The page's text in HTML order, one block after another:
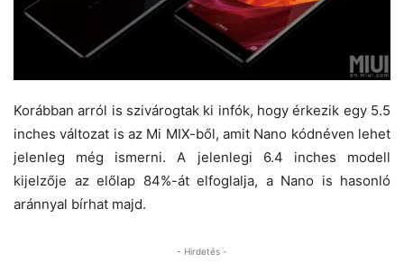
Korábban arról is szivárogtak ki infók, hogy érkezik egy 5.5
inches változat is az Mi MIX-ből, amit Nano kódnéven lehet
jelenleg még ismerni. A jelenlegi 6.4 inches modell
kijelzője az előlap 84%-át elfoglalja, a Nano is hasonló
aránnyal bírhat majd.
- Hirdetés -